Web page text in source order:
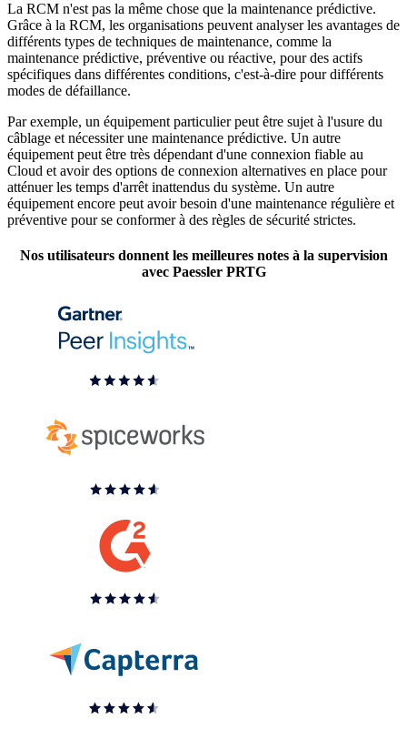
La RCM n'est pas la même chose que la maintenance prédictive.
Grâce à la RCM, les organisations peuvent analyser les avantages de
différents types de techniques de maintenance, comme la
maintenance prédictive, préventive ou réactive, pour des actifs
spécifiques dans différentes conditions, c'est-à-dire pour différents
modes de défaillance.
Par exemple, un équipement particulier peut être sujet à l'usure du
câblage et nécessiter une maintenance prédictive. Un autre
équipement peut être très dépendant d'une connexion fiable au
Cloud et avoir des options de connexion alternatives en place pour
atténuer les temps d'arrêt inattendus du système. Un autre
équipement encore peut avoir besoin d'une maintenance régulière et
préventive pour se conformer à des règles de sécurité strictes.
Nos utilisateurs donnent les meilleures notes à la supervision
avec Paessler PRTG